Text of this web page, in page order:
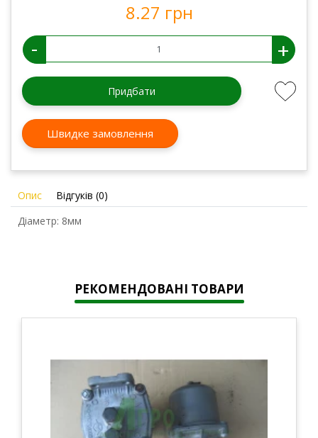
8.27 грн
- +
Придбати
Швидке замовлення
Опис
Відгуків (0)
Діаметр: 8мм
РЕКОМЕНДОВАНІ ТОВАРИ